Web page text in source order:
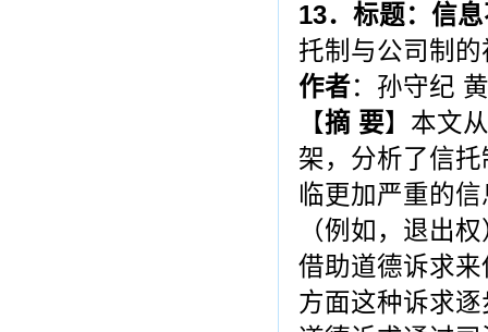
13．标题：信
托制与公司制
作者：孙守纪
【摘 要】本文
架，分析了信
临更加严重的
（例如，退出
借助道德诉求
方面这种诉求